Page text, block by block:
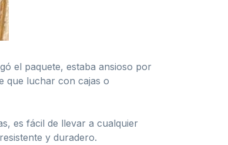
el paquete, estaba ansioso por
que luchar con cajas o
es fácil de llevar a cualquier
y duradero.